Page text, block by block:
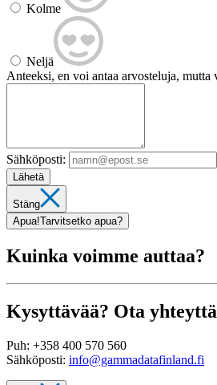
Kolme
Neljä
Anteeksi, en voi antaa arvosteluja, mutta
Sähköposti:
Lähetä
Stäng
Apua!Tarvitsetko apua?
Kuinka voimme auttaa?
Kysyttävää? Ota
Puh: +358 400 570 560
Sähköposti: info@gammadatafinland.fi